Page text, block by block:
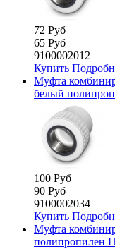
72 Руб
65 Руб
9100002012
Купить
Муфта
белый
100 Руб
90 Руб
9100002034
Купить
Муфта
полипропилен